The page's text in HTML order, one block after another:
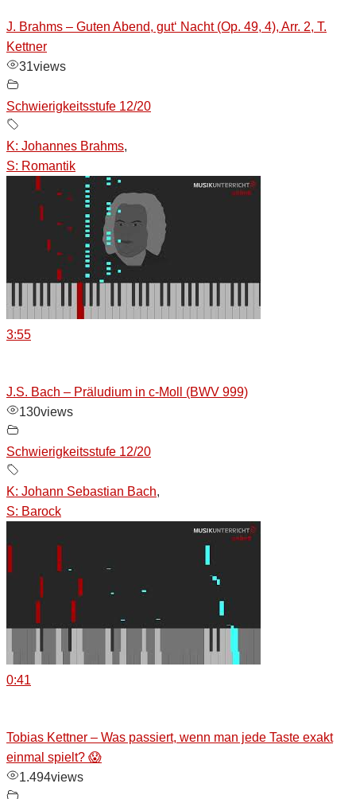
J. Brahms – Guten Abend, gut‘ Nacht (Op. 49, 4), Arr. 2, T.
Kettner
31views
Schwierigkeitsstufe 12/20
K: Johannes Brahms,
S: Romantik
3:55
J.S. Bach – Präludium in c-Moll (BWV 999)
130views
Schwierigkeitsstufe 12/20
K: Johann Sebastian Bach,
S: Barock
0:41
Tobias Kettner – Was passiert, wenn man jede Taste exakt
einmal spielt? 😱
1.494views